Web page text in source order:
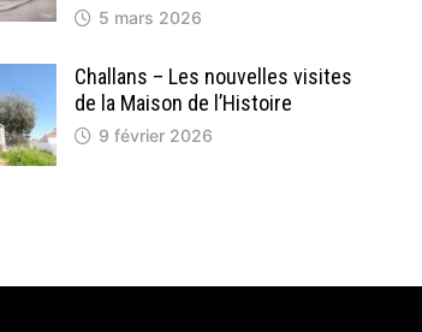
5 mars 2026
Challans – Les nouvelles visites
de la Maison de l’Histoire
9 février 2026